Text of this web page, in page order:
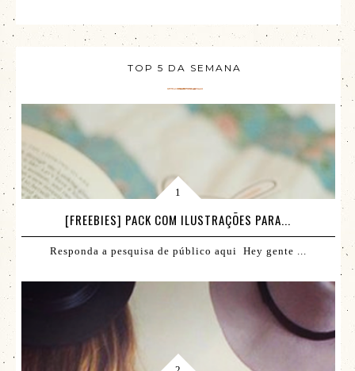
TOP 5 DA SEMANA
[FREEBIES] PACK COM ILUSTRAÇÕES PARA...
Responda a pesquisa de público aqui Hey gente ...